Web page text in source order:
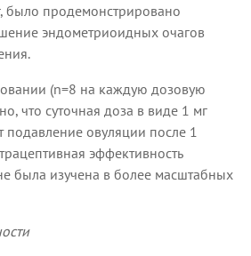
было продемонстрировано
эндометриоидных очагов
(n=8 на каждую дозовую
что суточная доза в виде 1 мг
подавление овуляции после 1
эффективность
была изучена в более масштабных